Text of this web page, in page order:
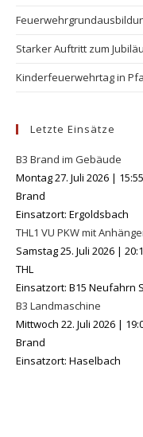
Starker Auftritt zum
Kinderfeuerwehrtag in
Letzte Einsätze
B3 Brand im Gebäude
Montag 27. Juli 2026 | 15:55
Brand
Einsatzort: Ergoldsbach
THL1 VU PKW mit
Samstag 25. Juli 2026 |
THL
Einsatzort: B15 Neufahrn
B3 Landmaschine
Mittwoch 22. Juli 2026 |
Brand
Einsatzort: Haselbach